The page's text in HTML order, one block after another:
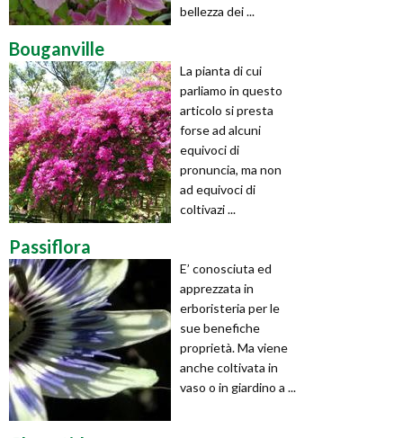
bellezza dei ...
Bouganville
La pianta di cui
parliamo in questo
articolo si presta
forse ad alcuni
equivoci di
pronuncia, ma non
ad equivoci di
coltivazi ...
Passiflora
E’ conosciuta ed
apprezzata in
erboristeria per le
sue benefiche
proprietà. Ma viene
anche coltivata in
vaso o in giardino a ...